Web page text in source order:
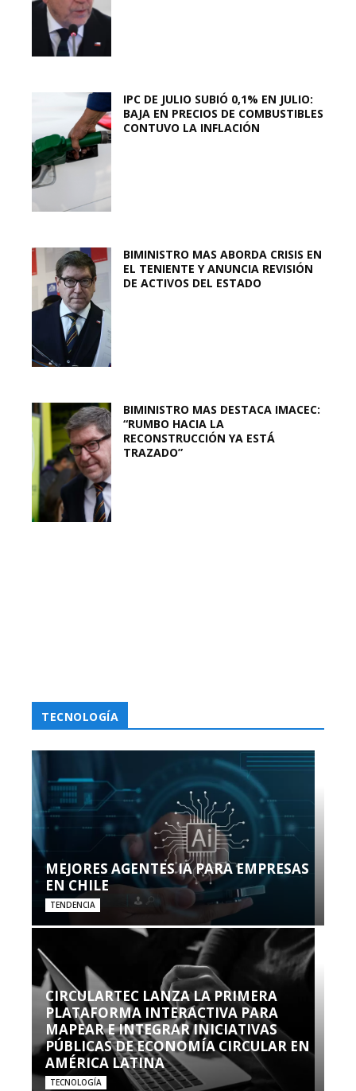
IPC DE JULIO SUBIÓ 0,1% EN JULIO:
BAJA EN PRECIOS DE COMBUSTIBLES
CONTUVO LA INFLACIÓN
BIMINISTRO MAS ABORDA CRISIS EN
EL TENIENTE Y ANUNCIA REVISIÓN
DE ACTIVOS DEL ESTADO
BIMINISTRO MAS DESTACA IMACEC:
“RUMBO HACIA LA
RECONSTRUCCIÓN YA ESTÁ
TRAZADO”
TECNOLOGÍA
MEJORES AGENTES IA PARA EMPRESAS
EN CHILE
TENDENCIA
CIRCULARTEC LANZA LA PRIMERA
PLATAFORMA INTERACTIVA PARA
MAPEAR E INTEGRAR INICIATIVAS
PÚBLICAS DE ECONOMÍA CIRCULAR EN
AMÉRICA LATINA
TECNOLOGÍA